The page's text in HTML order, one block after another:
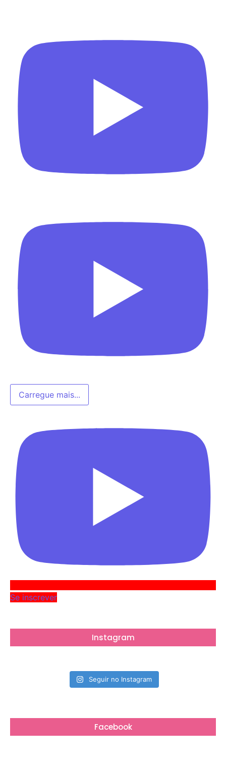
Carregue mais...
Se inscrever
Instagram
Seguir no Instagram
Facebook